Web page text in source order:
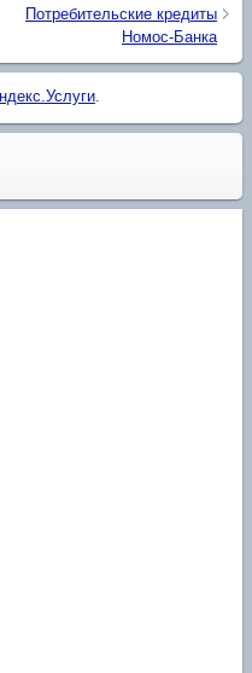
Потребительские кредиты
Номос-Банка
.